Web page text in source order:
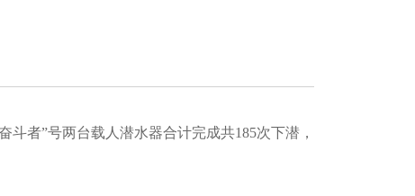
者”号两台载人潜水器合计完成共185次下潜，